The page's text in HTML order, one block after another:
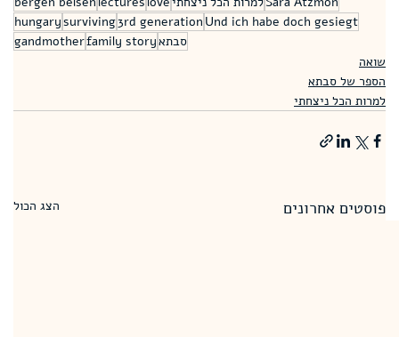
Und ich habe doch gesiegt
3rd generation
surviving
hungary
סבתאfamily story
gandmother
שואה
הספר של סבתא
למרות הכל ניצחתי
פוסטים אחרונים הצג הכול